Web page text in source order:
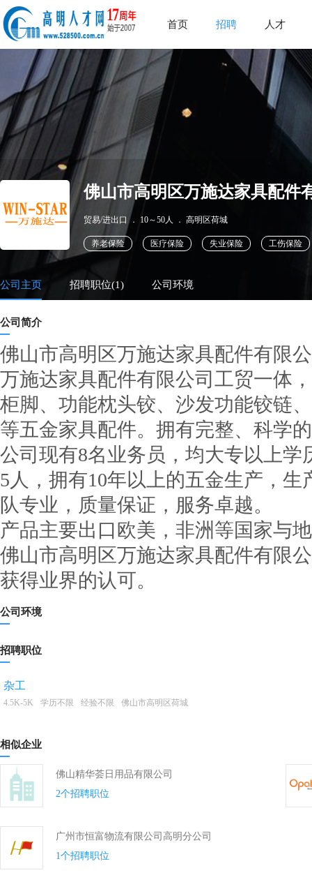
首页 招聘 人才
佛山市高明区万施达家具配件
贸易/进出口 ． 10～50人 ． 高明区荷城
养老保险 医疗保险 失业保险 工伤保险
公司主页 招聘职位(1) 公司环境
公司简介
佛山市高明区万施达家具配件有限
万施达家具配件有限公司工贸一体
柜脚、功能枕头铰、沙发功能铰链
等五金家具配件。拥有完整、科学
公司现有8名业务员，均大专以上
5人，拥有10年以上的五金生产，
队专业，质量保证，服务卓越。
产品主要出口欧美，非洲等国家与
佛山市高明区万施达家具配件有限
获得业界的认可。
公司环境
招聘职位
杂工
4.5K-5K 学历不限 经验不限 佛山市高明区荷城
相似企业
佛山精华荟日用品有限公司
2个招聘职位
广州市恒富物流有限公司高明分公司
1个招聘职位